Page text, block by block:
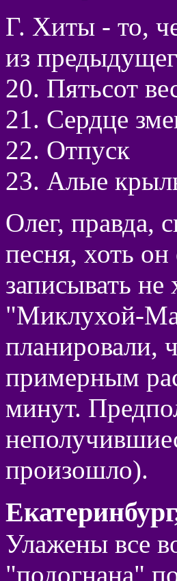
Г. Хиты - то,
из
20. Пятьсот
21. Сердце
22. Отпуск
23. Алые
Олег, правда,
песня, хоть
записывать
"Миклухой-
планировали,
примерным
минут.
произошло).
Улажены все
"подогнана"